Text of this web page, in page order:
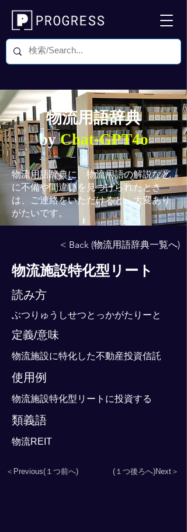
物流用語辞典
byChat-GPT4o
物流用語辞典に、物流用語の解説など
に不備や間違いを見つけられたとき
は、ご連絡をいただけると、大変あり
がたいです。
< Back (物流用語辞典一覧へ)
物流施設特化型リート
読み方
ぶつりゅうしせつとっかがたりーと
定義/意味
物流施設に特化した不動産投資信託
使用例
物流施設特化型リートに投資する
類義語
物流REIT
＜Previous(１つ前へ) (１つ後ろへ)Next＞